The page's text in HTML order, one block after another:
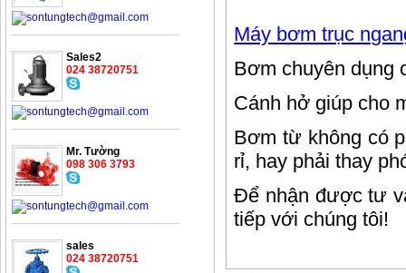
Sales2
024 38720751
Mr. Tường
098 306 3793
sales
024 38720751
Máy bơm trục
Bơm chuyên dụng
Cánh hở giúp cho
Bơm từ không có
rỉ, hay phải thay
Để nhận được tư
tiếp với chúng tôi!